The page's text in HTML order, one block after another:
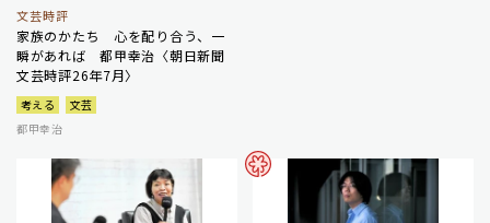
文芸時評
家族のかたち 心を配り合う、一
瞬があれば 都甲幸治〈朝日新聞
文芸時評26年7月〉
考える
文芸
都甲幸治